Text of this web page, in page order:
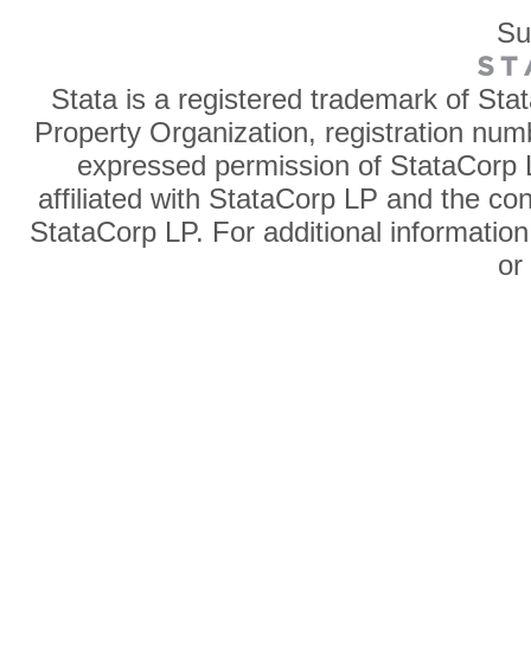
Stata is a registered trademark of
Property Organization, registration
expressed permission of
affiliated with StataCorp LP and the
StataCorp LP. For additional
or